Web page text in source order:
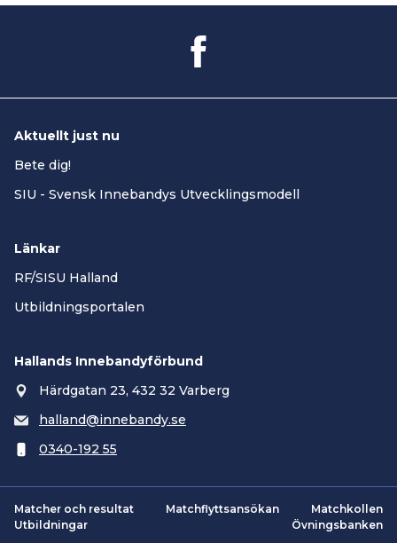
Aktuellt just nu
Bete dig!
SIU - Svensk Innebandys Utvecklingsmodell
Länkar
RF/SISU Halland
Utbildningsportalen
Hallands Innebandyförbund
Härdgatan 23, 432 32 Varberg
halland@innebandy.se
0340-192 55
Matcher och resultat Matchflyttsansökan
Matchkollen
Utbildningar
Övningsbanken